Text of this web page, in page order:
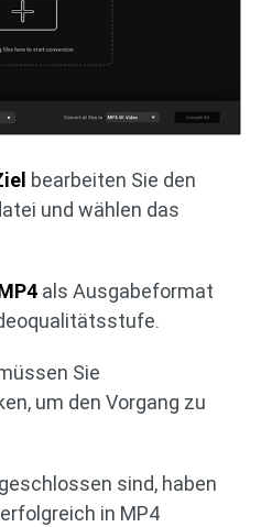
bearbeiten Sie den
und wählen das
als Ausgabeformat
Sie
um den Vorgang zu
sind, haben
in MP4